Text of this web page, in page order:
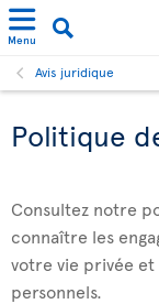
Menu
Avis juridique
Politique
Consultez notre
connaître les
votre vie privée
personnels.